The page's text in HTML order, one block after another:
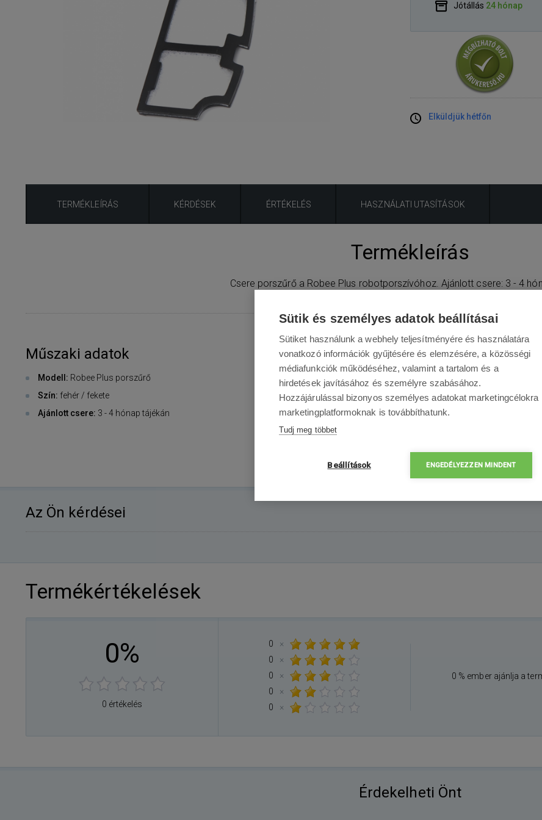
Jótállás 24 hónap
Elküldjük hétfőn
TERMÉKLEÍRÁS KÉRDÉSEK ÉRTÉKELÉS HASZNÁLATI UTASÍTÁSOK
Termékleírás
Csere porszűrő a Robee Plus robotporszívóhoz. Ajánlott csere: 3 - 4
Műszaki adatok
Modell: Robee Plus porszűrő
Szín: fehér / fekete
Ajánlott csere: 3 - 4 hónap tájékán
Csomagolás
1x Robee Plus
porszűrő
Az Ön kérdései
Termékértékelések
0%
0 értékelés
0
×
0
×
0
×
0
×
0
×
0 % ember ajánlja a
Érdekelheti Önt
Sütik és személyes adatok beállításai
Sütiket használunk a webhely teljesítményére és használatára
vonatkozó információk gyűjtésére és elemzésére, a közösségi
médiafunkciók működéséhez, valamint a tartalom és a
hirdetések javításához és személyre szabásához.
Hozzájárulással bizonyos személyes adatokat marketingcélokra
marketingplatformoknak is továbbíthatunk.
Tudj meg többet
Beállítások ENGEDÉLYEZZEN MINDENT